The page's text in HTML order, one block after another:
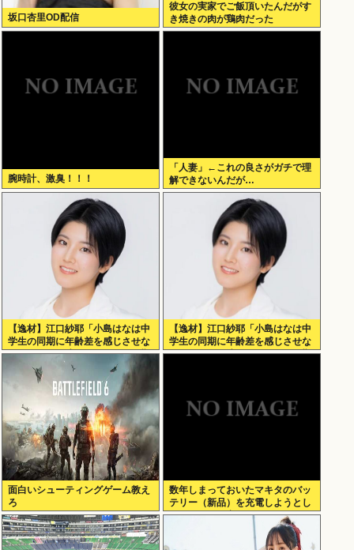
坂口杏里OD配信
彼女の実家でご飯頂いたんだがす
き焼きの肉が鶏肉だった
腕時計、激臭！！！
「人妻」←これの良さがガチで理
解できないんだが…
【逸材】江口紗耶「小島はなは中
学生の同期に年齢差を感じさせな
いように気を遣っているが、同期
2人は気づいてない」
【逸材】江口紗耶「小島はなは中
学生の同期に年齢差を感じさせな
いように気を遣っているが、同期
面白いシューティングゲーム教え
ろ
数年しまっておいたマキタのバッ
テリー（新品）を充電しようとし
たらエラーで充電できないんだ
が！復活させる方法教えろ